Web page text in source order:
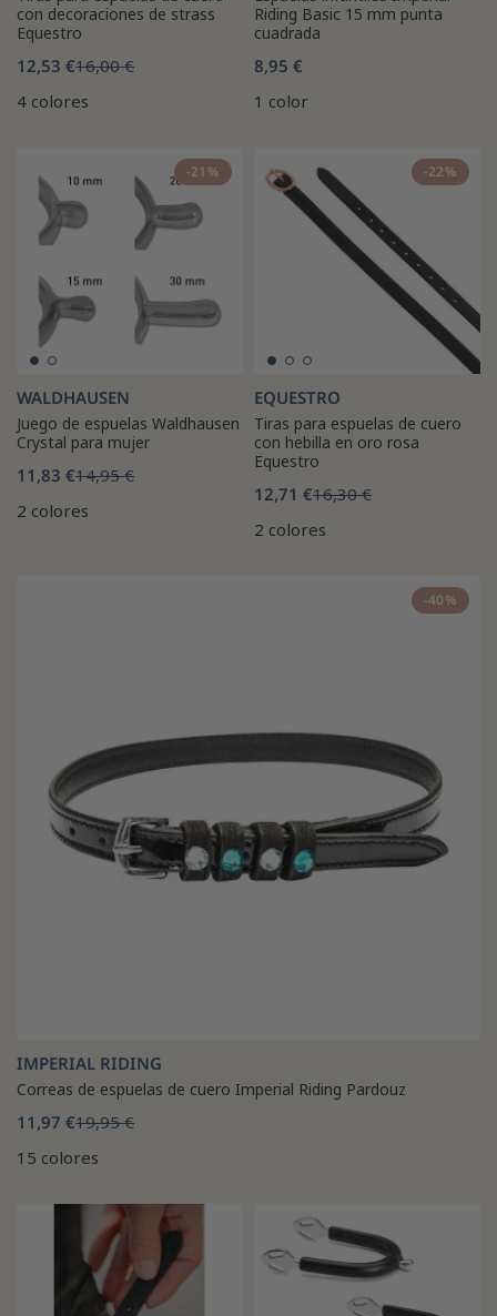
con decoraciones de strass
Equestro
12,53 €16,00 €
4 colores
Riding Basic 15 mm punta
cuadrada
8,95 €
1 color
-21%
WALDHAUSEN
Juego de espuelas Waldhausen
Crystal para mujer
11,83 €14,95 €
2 colores
-22%
EQUESTRO
Tiras para espuelas de cuero
con hebilla en oro rosa
Equestro
12,71 €16,30 €
2 colores
-40%
IMPERIAL RIDING
Correas de espuelas de cuero Imperial Riding Pardouz
11,97 €19,95 €
15 colores